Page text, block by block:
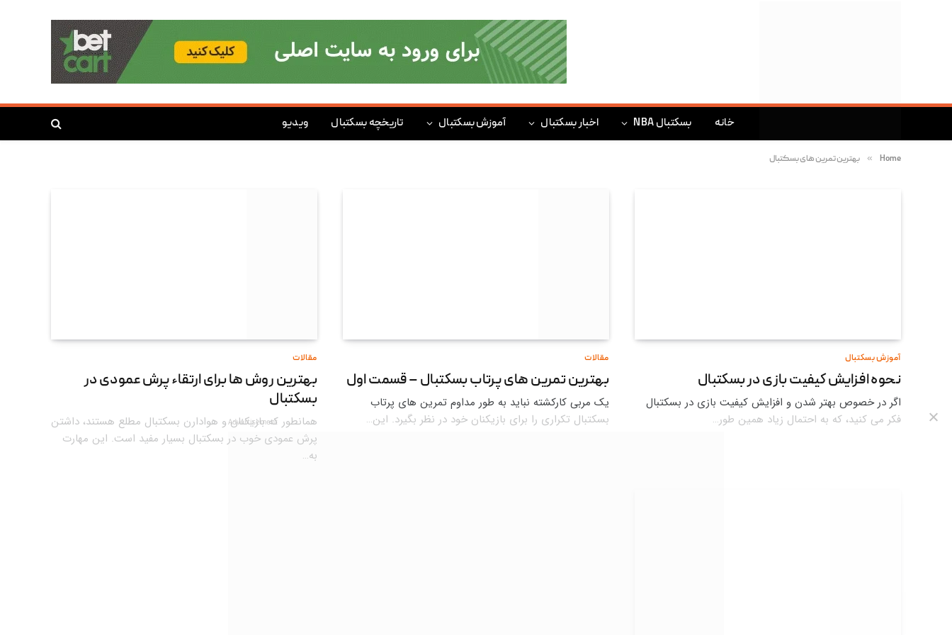
خانه بسکتبال NBA اخبار بسکتبال آموزش بسکتبال تاریخچه بسکتبال ویدیو
Home
» بهترین تمرین های بسکتبال
آموزش بسکتبال
نحوه افزایش کیفیت بازی در بسکتبال
اگر در خصوص بهتر شدن و افزایش کیفیت بازی در بسکتبال
فکر می کنید، که به احتمال زیاد همین طور…
مقالات
بهترین تمرین های پرتاب بسکتبال – قسمت اول
یک مربی کارکشته نباید به طور مداوم تمرین های پرتاب
بسکتبال تکراری را برای بازیکنان خود در نظر بگیرد. این…
مقالات
بهترین روش ها برای ارتقاء پرش عمودی در
بسکتبال
همانطور که بازیکنان و هوادارن بسکتبال مطلع هستند، داشتن
پرش عمودی خوب در بسکتبال بسیار مفید است. این مهارت
به…
Advertisement